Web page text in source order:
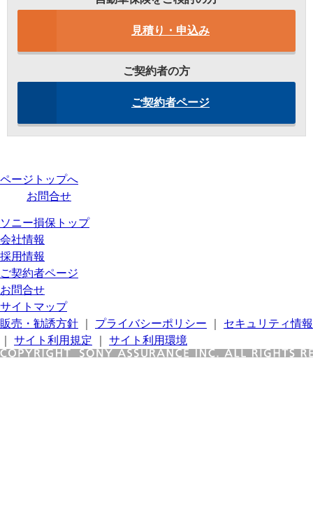
見積り・申込み
ご契約者の方
ご契約者ページ
ページトップへ
お問合せ
ソニー損保トップ
会社情報
採用情報
ご契約者ページ
お問合せ
サイトマップ
販売・勧誘方針
プライバシーポリシー
セキュリティ情報
サイト利用規定 サイト利用環境